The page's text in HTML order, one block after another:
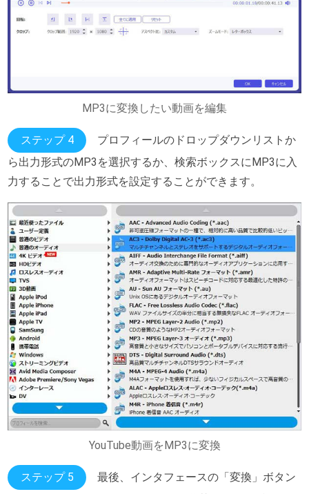
MP3に変換したい動画を編集
ステップ 4
プロフィールのドロップダウンリストか
ら出力形式のMP3を選択するか、検索ボックスにMP3に入
力することで出力形式を設定することができます。
YouTube動画をMP3に変換
ステップ 5
最後、インタフェースの「変換」ボタン